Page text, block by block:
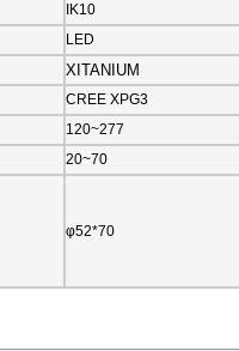
IK10
LED
XITANIUM
CREE XPG3
120~277
20~70
φ52*70